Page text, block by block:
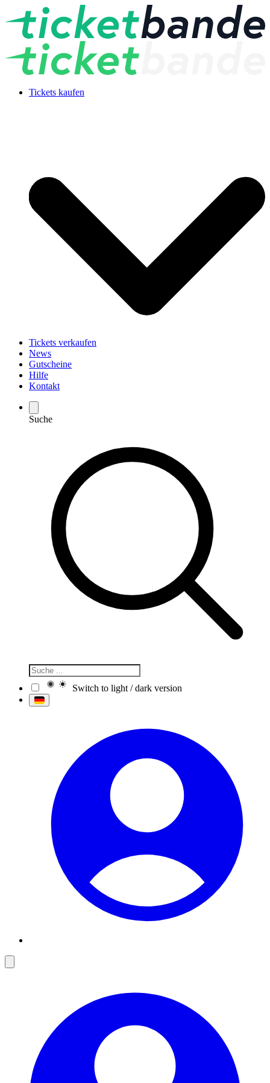
Tickets kaufen
Tickets verkaufen
News
Gutscheine
Hilfe
Kontakt
Suche
Switch to light / dark version